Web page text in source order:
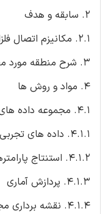
2. سابقه و هدف
2.1. مکانیزم اتصال فلزات سنگین بر روی مواد معدنی
3. شرح منطقه مورد مطالعه
4. مواد و روش ها
4.1. مجموعه داده های زمینی
4.1.1. داده های تجربی
4.1.2. استنتاج پارامترهای طیفی
4.1.3. پردازش آماری
4.1.4. نقشه برداری مجموعه داده های زمین